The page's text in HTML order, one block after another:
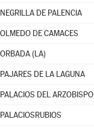
NEGRILLA DE PALENCIA
OLMEDO DE CAMACES
ORBADA (LA)
PAJARES DE LA LAGUNA
PALACIOS DEL ARZOBISPO
PALACIOSRUBIOS